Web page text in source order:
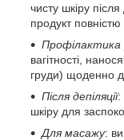
чисту шкіру
продукт
вагітності,
груди) щоденно
Після депіляції:
шкіру для
Для масажу: